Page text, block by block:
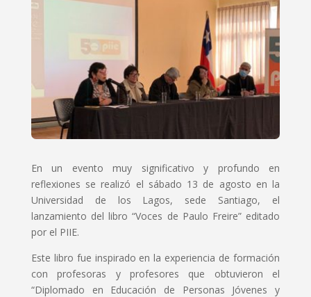
En un evento muy significativo y profundo en
reflexiones se realizó el sábado 13 de agosto en la
Universidad de los Lagos, sede Santiago, el
lanzamiento del libro “Voces de Paulo Freire” editado
por el PIIE.
Este libro fue inspirado en la experiencia de formación
con profesoras y profesores que obtuvieron el
“Diplomado en Educación de Personas Jóvenes y